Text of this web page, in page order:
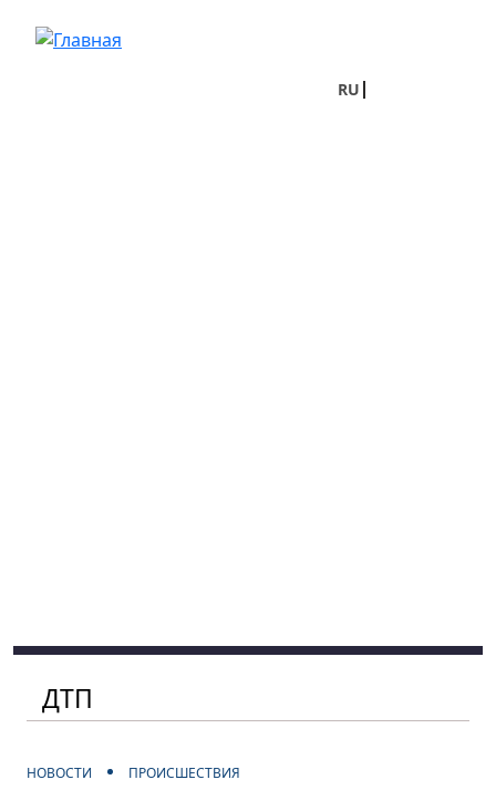
RU
ДТП
НОВОСТИ
ПРОИСШЕСТВИЯ